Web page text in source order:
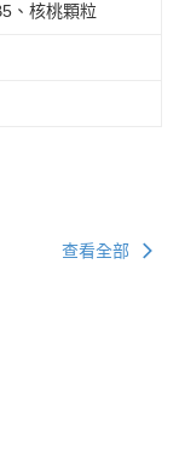
、核桃顆粒
查看全部